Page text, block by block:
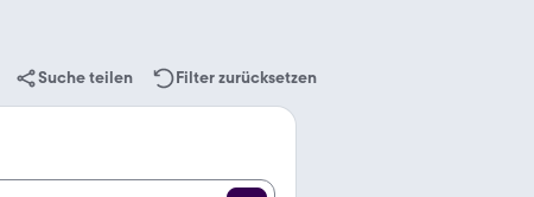
Suche teilen Filter zurücksetzen